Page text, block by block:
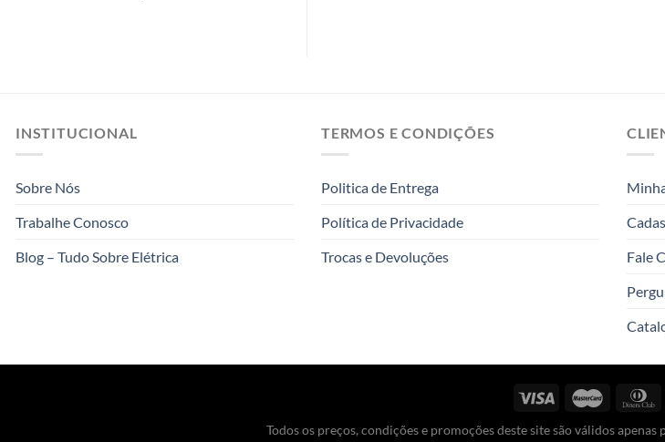
INSTITUCIONAL
Sobre Nós
Trabalhe Conosco
Blog – Tudo Sobre Elétrica
TERMOS E CONDIÇÕES
Politica de Entrega
Política de Privacidade
Trocas e Devoluções
Fale
Todos os preços, condições e promoções deste site são válidos